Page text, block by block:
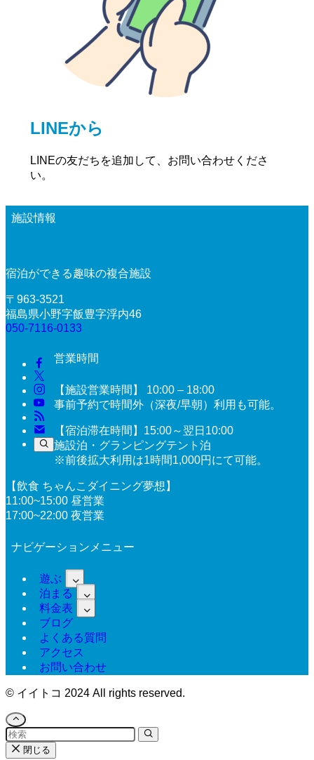
LINEから
LINEの友だちを追加して、お問い合わせくださ
い。
施設情報
宿泊ができる趣味の複合施設
〒963-3521
福島県小野字飯豊字浮内46
050-7116-0133
営業時間
【施設営業時間】 10:00 – 18:00
事前予約で時間外（深夜/早朝）利用も可能。
【宿泊滞在時間】15:00～翌日10:00
施設泊・グランピングテント泊
※前後拡大利用は1時間1,000円にて可能。
【飲食 ちゃんこダイニング夢想】
11:00~15:00 昼営業
17:00~22:00 夜営業
ナビゲーションメニュー
遊ぶ
泊まる
料金表
ブログ
よくある質問
アクセス
お問い合わせ
© イイトコ 2024 All rights reserved.
閉じる